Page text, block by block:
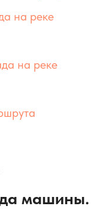
на реке
на реке
машины.